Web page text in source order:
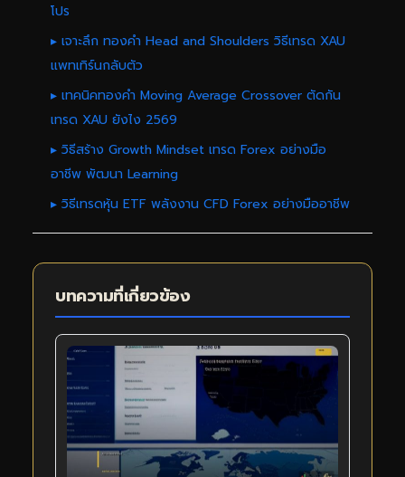
โปร
▸ เจาะลึก ทองคำ Head and Shoulders วิธีเทรด XAU
แพทเทิร์นกลับตัว
▸ เทคนิคทองคำ Moving Average Crossover ตัดกัน
เทรด XAU ยังไง 2569
▸ วิธีสร้าง Growth Mindset เทรด Forex อย่างมือ
อาชีพ พัฒนา Learning
▸ วิธีเทรดหุ้น ETF พลังงาน CFD Forex อย่างมืออาชีพ
บทความที่เกี่ยวข้อง